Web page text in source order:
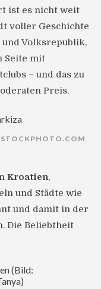
ist es nicht weit
voller Geschichte
Volksrepublik,
Seite mit
– und das zu
Preis.
Kroatien,
und Städte wie
und damit in der
Die Beliebtheit